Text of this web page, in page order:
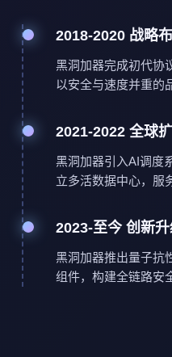
2018-2020 战略
黑洞加器完成初代协
以安全与速度并重的
2021-2022 全球
黑洞加器引入AI调度
立多活数据中心，服
2023-至今 创新
黑洞加器推出量子抗
组件，构建全链路安